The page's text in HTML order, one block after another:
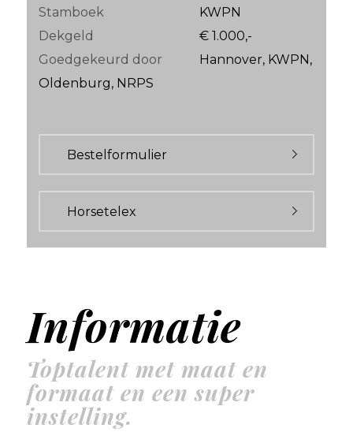
Stamboek
KWPN
Dekgeld
€ 1.000,-
Goedgekeurd door
Hannover, KWPN,
Oldenburg, NRPS
Bestelformulier
Horsetelex
Informatie
Toptalent met maat en
formaat en een super
instelling.